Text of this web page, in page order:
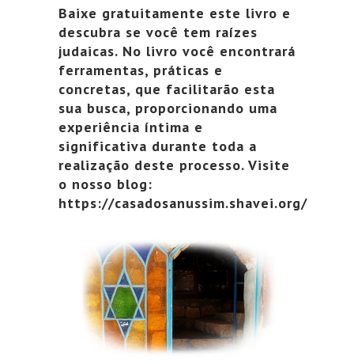
Baixe gratuitamente este livro e
descubra se você tem raízes
judaicas. No livro você encontrará
ferramentas, práticas e
concretas, que facilitarão esta
sua busca, proporcionando uma
experiência íntima e
significativa durante toda a
realização deste processo. Visite
o nosso blog:
https://casadosanussim.shavei.org/